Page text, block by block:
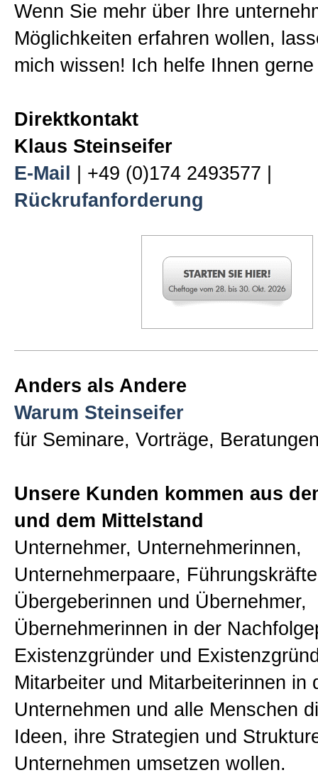
Wenn Sie mehr über Ihre
Möglichkeiten erfahren wollen,
mich wissen! Ich helfe Ihnen
Direktkontakt
Klaus Steinseifer
E-Mail
| +49 (0)174 2493577 |
Rückrufanforderung
Anders als Andere
Warum Steinseifer
für Seminare, Vorträge,
Unsere Kunden kommen aus
und dem Mittelstand
Unternehmer, Unternehmerinnen,
Unternehmerpaare,
Übergeberinnen und Übernehmer,
Übernehmerinnen in der
Existenzgründer und
Mitarbeiter und Mitarbeiterinnen in
Unternehmen und alle Menschen
Ideen, ihre Strategien und
Unternehmen umsetzen wollen.